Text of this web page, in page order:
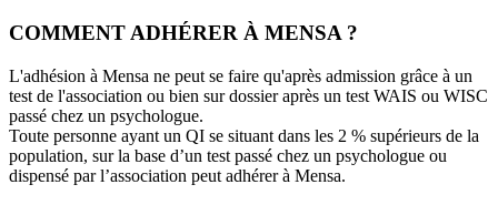
COMMENT ADHÉRER À MENSA ?
L'adhésion à Mensa ne peut se faire qu'après admission grâce à un
test de l'association ou bien sur dossier après un test WAIS ou WISC
passé chez un psychologue.
Toute personne ayant un QI se situant dans les 2 % supérieurs de la
population, sur la base d’un test passé chez un psychologue ou
dispensé par l’association peut adhérer à Mensa.